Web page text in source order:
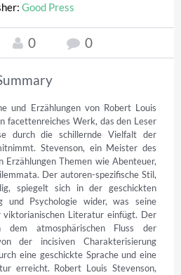
Good Press
0 0
und Erzählungen von Robert Louis
facettenreiches Werk, das den Leser
durch die schillernde Vielfalt der
Stevenson, ein Meister des
Erzählungen Themen wie Abenteuer,
Der autoren-spezifische Stil,
spiegelt sich in der geschickten
und Psychologie wider, was seine
Literatur einfügt. Der
atmosphärischen Fluss der
der incisiven Charakterisierung
eine geschickte Sprache und eine
erreicht. Robert Louis Stevenson,